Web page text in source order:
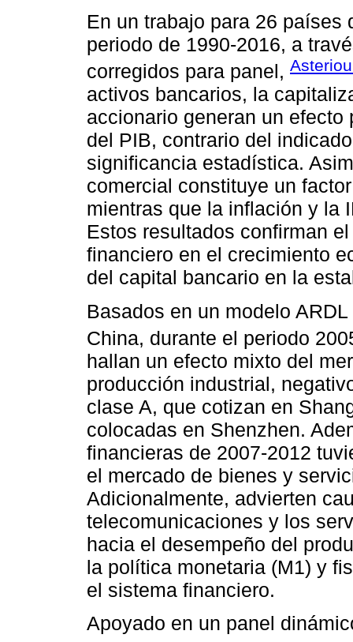
En un trabajo para 26 países
periodo de 1990-2016, a
corregidos para panel,
activos bancarios, la
accionario generan un
del PIB, contrario del
significancia estadística.
comercial constituye un
mientras que la inflación y la
Estos resultados confirman
financiero en el crecimiento
del capital bancario en la
Basados en un modelo
China, durante el periodo
hallan un efecto mixto del
producción industrial,
clase A, que cotizan en
colocadas en Shenzhen.
financieras de 2007-2012
el mercado de bienes y
Adicionalmente, advierten
telecomunicaciones y los
hacia el desempeño del
la política monetaria (M1) y
el sistema financiero.
Apoyado en un panel